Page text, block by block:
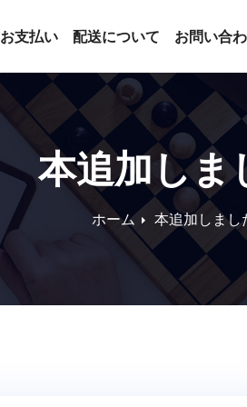
お支払い 配送について お問い合
本追加しま
ホーム 本追加しまし